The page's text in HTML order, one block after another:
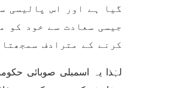
گیا ہے اور اس پالیسی
جیسی سعادت سے خود کو
کرنے کے مترادف
لہٰذا یہ اسمبلی صوبائی